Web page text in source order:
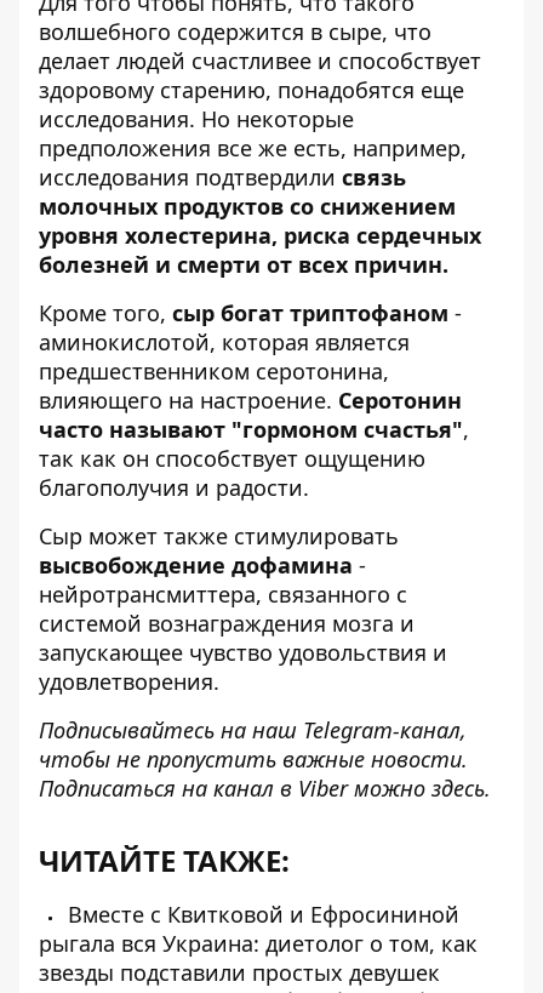
волшебного содержится в сыре, что
делает людей счастливее и способствует
здоровому старению, понадобятся еще
исследования. Но некоторые
предположения все же есть, например,
исследования подтвердили связь
молочных продуктов со снижением
уровня холестерина, риска сердечных
болезней и смерти от всех причин.
Кроме того, сыр богат триптофаном -
аминокислотой, которая является
предшественником серотонина,
влияющего на настроение. Серотонин
часто называют "гормоном счастья",
так как он способствует ощущению
благополучия и радости.
Сыр может также стимулировать
высвобождение дофамина -
нейротрансмиттера, связанного с
системой вознаграждения мозга и
запускающее чувство удовольствия и
удовлетворения.
Подписывайтесь на наш Telegram-канал,
чтобы не пропустить важные новости.
Подписаться на канал в Viber можно здесь.
ЧИТАЙТЕ ТАКЖЕ:
Вместе с Квитковой и Ефросининой
рыгала вся Украина: диетолог о том, как
звезды подставили простых девушек